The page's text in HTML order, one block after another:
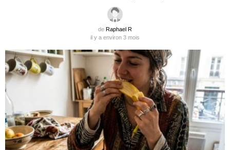
de Raphael R
il y a environ 3 mois